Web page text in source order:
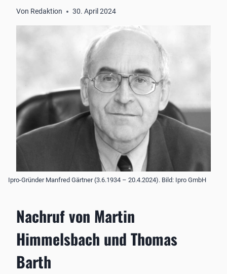
Von Redaktion 30. April 2024
Ipro-Gründer Manfred Gärtner (3.6.1934 – 20.4.2024). Bild: Ipro GmbH
Nachruf von Martin
Himmelsbach und Thomas
Barth